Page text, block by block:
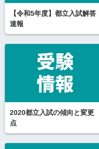
【令和5年度】都立入試解答
速報
2020都立入試の傾向と変更
点